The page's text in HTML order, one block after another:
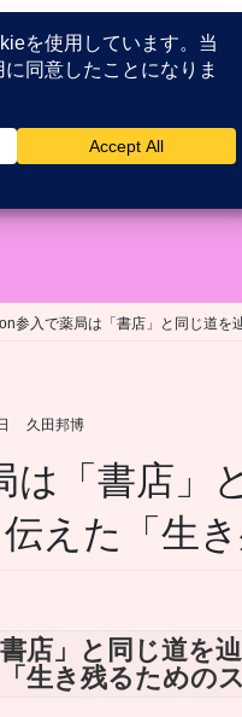
遇研究所 薬剤師研修研究所
参入で薬局は「書店」と同じ道を
久田邦博
は「書店」
えた「生
店」と同じ道を
生き残るためのス